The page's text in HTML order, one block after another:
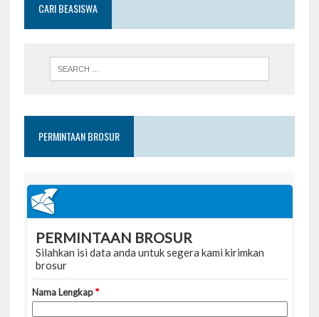
CARI BEASISWA
PERMINTAAN BROSUR